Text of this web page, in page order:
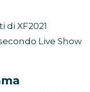
di XF2021
Live Show